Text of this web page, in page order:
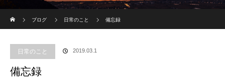
ブログ
日常のこと 備忘録
日常のこと 2019.03.1
備忘録